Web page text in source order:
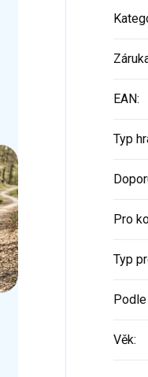
EAN:
Typ
Pro
Typ
Věk: